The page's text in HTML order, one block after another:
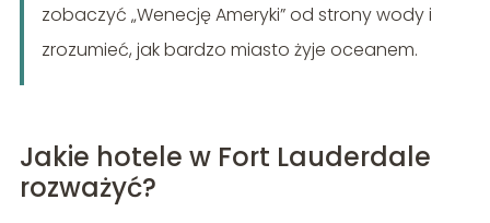
zobaczyć „Wenecję Ameryki” od strony wody i
zrozumieć, jak bardzo miasto żyje oceanem.
Jakie hotele w Fort Lauderdale
rozważyć?